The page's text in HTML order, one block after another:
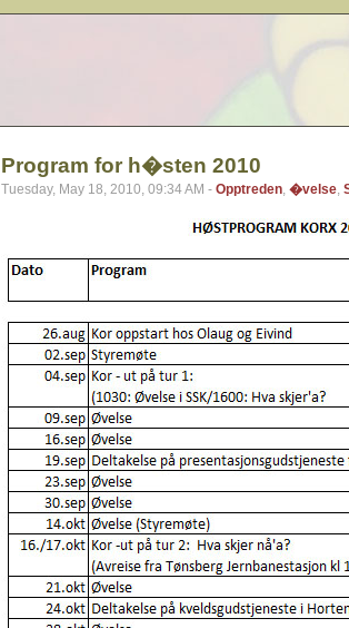
Program for h�sten 2010
Tuesday, May 18, 2010, 09:34 AM - Opptreden, �velse,